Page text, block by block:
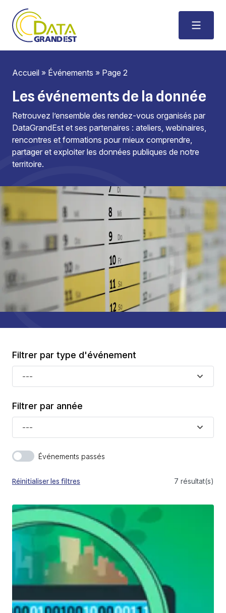
Accueil » Événements » Page 2
Les événements de la donnée
Retrouvez l’ensemble des rendez-vous organisés par
DataGrandEst et ses partenaires : ateliers, webinaires,
rencontres et formations pour mieux comprendre,
partager et exploiter les données publiques de notre
territoire.
Filtrer par type d'événement
---
Filtrer par année
---
Événements passés
Réinitialiser les filtres 7 résultat(s)